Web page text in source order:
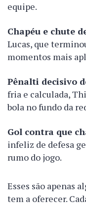
equipe.
Chapéu e chute
Lucas, que
momentos mais
Pênalti decisivo
fria e calculada,
bola no fundo da
Gol contra que
infeliz de defesa
rumo do jogo.
Esses são apenas
tem a oferecer.